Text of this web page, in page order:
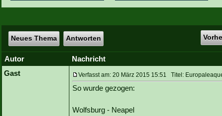
Neues Thema Antworten
Autor
Nachricht
Gast
Verfasst am: 20 März 2015 15:51 Titel:
So wurde gezogen:
Wolfsburg - Neapel